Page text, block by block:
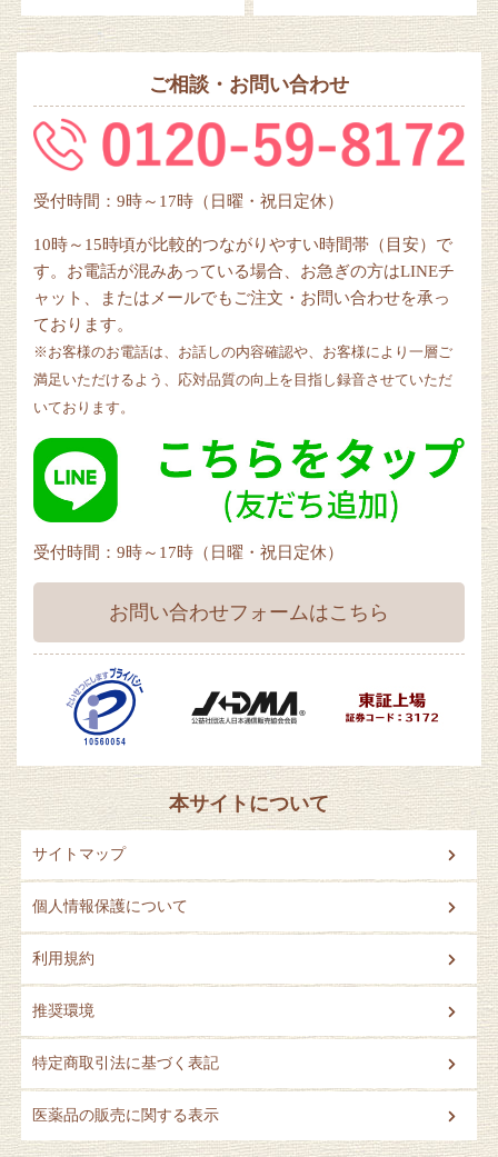
ご相談・お問い合わせ
受付時間：9時～17時（日曜・祝日定休）
10時～15時頃が比較的つながりやすい時間帯（目安）で
す。お電話が混みあっている場合、お急ぎの方はLINEチ
ャット、またはメールでもご注文・お問い合わせを承っ
ております。
※お客様のお電話は、お話しの内容確認や、お客様により一層ご
満足いただけるよう、応対品質の向上を目指し録音させていただ
いております。
受付時間：9時～17時（日曜・祝日定休）
お問い合わせフォームはこちら
本サイトについて
サイトマップ
個人情報保護について
利用規約
推奨環境
特定商取引法に基づく表記
医薬品の販売に関する表示